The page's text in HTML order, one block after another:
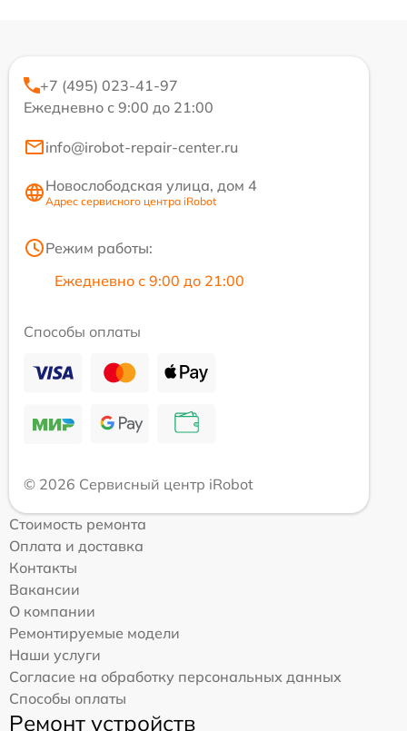
+7 (495) 023-41-97
Ежедневно с 9:00 до 21:00
info@irobot-repair-center.ru
Новослободская улица, дом 4
Адрес сервисного центра iRobot
Режим работы:
Ежедневно с 9:00 до 21:00
Способы оплаты
© 2026 Сервисный центр iRobot
Стоимость ремонта
Оплата и доставка
Контакты
Вакансии
О компании
Ремонтируемые модели
Наши услуги
Согласие на обработку персональных данных
Способы оплаты
Ремонт устройств